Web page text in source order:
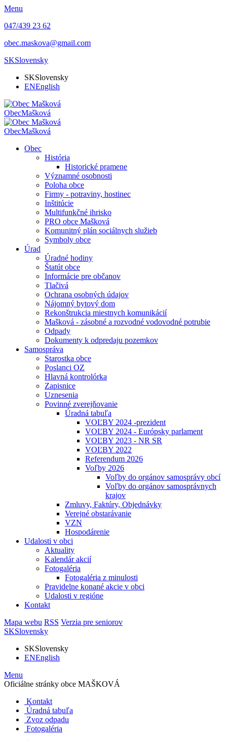
Menu
047/439 23 62
obec.maskova@gmail.com
SKSlovensky
SKSlovensky
ENEnglish
ObecMašková
ObecMašková
Obec
História
Historické pramene
Významné osobnosti
Poloha obce
Firmy - potraviny, hostinec
Inštitúcie
Multifunkčné ihrisko
PRO obce Mašková
Komunitný plán sociálnych služieb
Symboly obce
Úrad
Úradné hodiny
Štatút obce
Informácie pre občanov
Tlačivá
Ochrana osobných údajov
Nájomný bytový dom
Rekonštrukcia miestnych komunikácií
Mašková - zásobné a rozvodné vodovodné potrubie
Odpady
Dokumenty k odpredaju pozemkov
Samospráva
Starostka obce
Poslanci OZ
Hlavná kontrolórka
Zapisnice
Uznesenia
Povinné zverejňovanie
Úradná tabuľa
VOĽBY 2024 -prezident
VOĽBY 2024 - Európsky parlament
VOĽBY 2023 - NR SR
VOĽBY 2022
Referendum 2026
Voľby 2026
Voľby do orgánov samosprávy obcí
Voľby do orgánov samosprávnych
krajov
Zmluvy, Faktúry, Objednávky
Verejné obstarávanie
VZN
Hospodárenie
Udalosti v obci
Aktuality
Kalendár akcií
Fotogaléria
Fotogaléria z minulosti
Pravidelne konané akcie v obci
Udalosti v regióne
Kontakt
Mapa webu RSS Verzia pre seniorov
SKSlovensky
SKSlovensky
ENEnglish
Menu
Oficiálne stránky obce MAŠKOVÁ
Kontakt
Úradná tabuľa
Zvoz odpadu
Fotogaléria